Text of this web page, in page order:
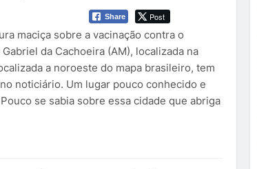
Share Post
maciça sobre a vacinação contra o
da Cachoeira (AM), localizada na
a noroeste do mapa brasileiro, tem
noticiário. Um lugar pouco conhecido e
se sabia sobre essa cidade que abriga